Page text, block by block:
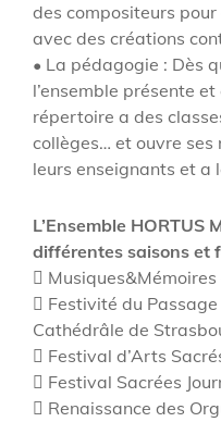
des compositeurs
avec des créations
• La pédagogie : Dès
l’ensemble présente
répertoire a des
collèges… et ouvre
leurs enseignants et a
L’Ensemble HORTUS
différentes saisons et

 Festivité du
Cathédrâle de
 Festival d’Arts
 Festival Sacrées
 Renaissance des